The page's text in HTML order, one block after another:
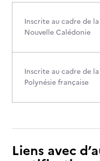
Inscrite au cadre de la
Nouvelle Calédonie
Inscrite au cadre de la
Polynésie française
Liens avec